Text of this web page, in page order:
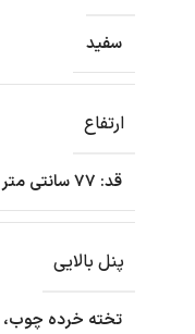
سفید
ارتفاع
قد: 77 سانتی متر
پنل بالایی
تخته خرده چوب،